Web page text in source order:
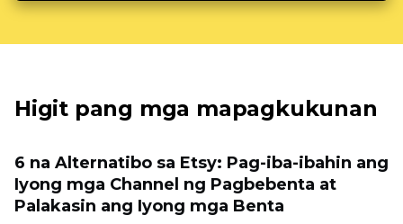
Higit pang mga mapagkukunan
6 na Alternatibo sa Etsy: Pag-iba-ibahin ang
Iyong mga Channel ng Pagbebenta at
Palakasin ang Iyong mga Benta